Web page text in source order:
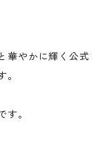
華やかに輝く公式
。